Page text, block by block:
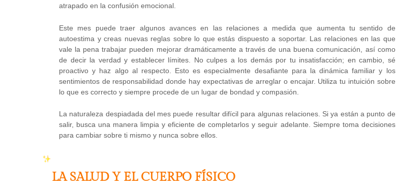
atrapado en la confusión emocional.
Este mes puede traer algunos avances en las relaciones a medida que aumenta tu sentido de
autoestima y creas nuevas reglas sobre lo que estás dispuesto a soportar. Las relaciones en las que
vale la pena trabajar pueden mejorar dramáticamente a través de una buena comunicación, así como
de decir la verdad y establecer límites. No culpes a los demás por tu insatisfacción; en cambio, sé
proactivo y haz algo al respecto. Esto es especialmente desafiante para la dinámica familiar y los
sentimientos de responsabilidad donde hay expectativas de arreglar o encajar. Utiliza tu intuición sobre
lo que es correcto y siempre procede de un lugar de bondad y compasión.
La naturaleza despiadada del mes puede resultar difícil para algunas relaciones. Si ya están a punto de
salir, busca una manera limpia y eficiente de completarlos y seguir adelante. Siempre toma decisiones
para cambiar sobre ti mismo y nunca sobre ellos.
LA SALUD Y EL CUERPO FÍSICO